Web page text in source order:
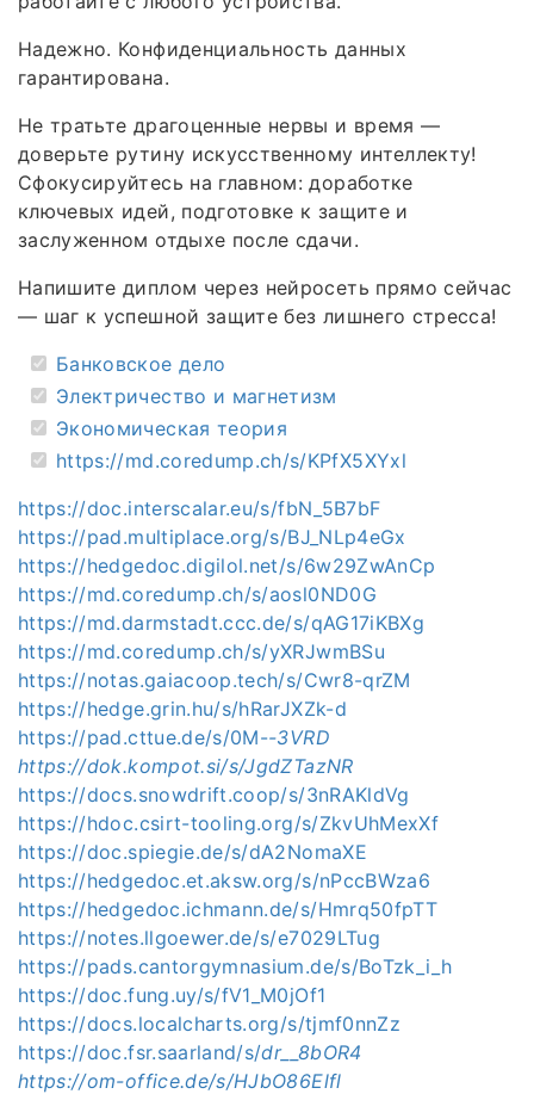
Надежно. Конфиденциальность данных
гарантирована.
Не тратьте драгоценные нервы и время —
доверьте рутину искусственному интеллекту!
Сфокусируйтесь на главном: доработке
ключевых идей, подготовке к защите и
заслуженном отдыхе после сдачи.
Напишите диплом через нейросеть прямо сейчас
— шаг к успешной защите без лишнего стресса!
Банковское дело
Электричество и магнетизм
Экономическая теория
https://md.coredump.ch/s/KPfX5XYxl
https://doc.interscalar.eu/s/fbN_5B7bF
https://pad.multiplace.org/s/BJ_NLp4eGx
https://hedgedoc.digilol.net/s/6w29ZwAnCp
https://md.coredump.ch/s/aosl0ND0G
https://md.darmstadt.ccc.de/s/qAG17iKBXg
https://md.coredump.ch/s/yXRJwmBSu
https://notas.gaiacoop.tech/s/Cwr8-qrZM
https://hedge.grin.hu/s/hRarJXZk-d
https://pad.cttue.de/s/0M--3VRD
https://dok.kompot.si/s/JgdZTazNR
https://docs.snowdrift.coop/s/3nRAKldVg
https://hdoc.csirt-tooling.org/s/ZkvUhMexXf
https://doc.spiegie.de/s/dA2NomaXE
https://hedgedoc.et.aksw.org/s/nPccBWza6
https://hedgedoc.ichmann.de/s/Hmrq50fpTT
https://notes.llgoewer.de/s/e7029LTug
https://pads.cantorgymnasium.de/s/BoTzk_i_h
https://doc.fung.uy/s/fV1_M0jOf1
https://docs.localcharts.org/s/tjmf0nnZz
https://doc.fsr.saarland/s/dr__8bOR4
https://om-office.de/s/HJbO86Elfl